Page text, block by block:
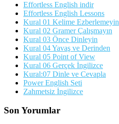
Effortless English indir
Effortless English Lessons
Kural 01 Kelime Ezberlemeyin
Kural 02 Gramer Çalışmayın
Kural 03 Önce Dinleyin
Kural 04 Yavaş ve Derinden
Kural 05 Point of View
Kural 06 Gerçek İngilizce
Kural:07 Dinle ve Cevapla
Power English Seti
Zahmetsiz İngilizce
Son Yorumlar